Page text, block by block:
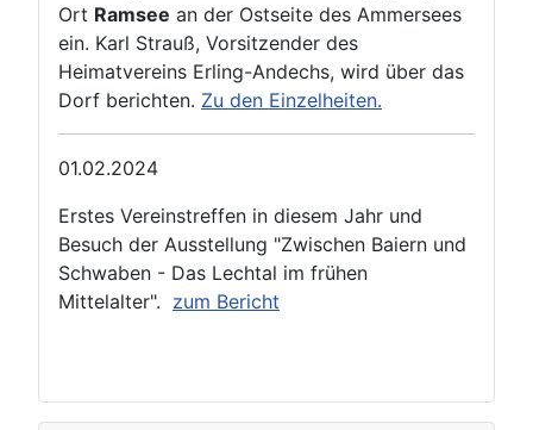
Ort Ramsee an der Ostseite des Ammersees
ein. Karl Strauß, Vorsitzender des
Heimatvereins Erling-Andechs, wird über das
Dorf berichten. Zu den Einzelheiten.
01.02.2024
Erstes Vereinstreffen in diesem Jahr und
Besuch der Ausstellung "Zwischen Baiern und
Schwaben - Das Lechtal im frühen
Mittelalter". zum Bericht